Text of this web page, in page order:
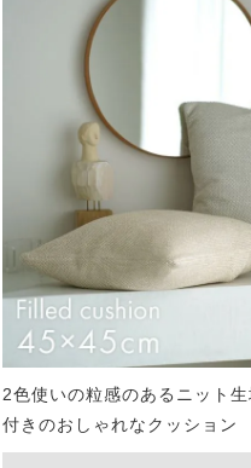
2色使いの粒感のあるニット
付きのおしゃれなクッション